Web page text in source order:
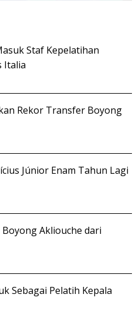
Staf Kepelatihan
Italia
Rekor Transfer Boyong
Júnior Enam Tahun Lagi
Akliouche dari
Sebagai Pelatih Kepala